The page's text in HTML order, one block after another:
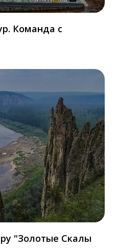
Команда с
"Золотые Скалы